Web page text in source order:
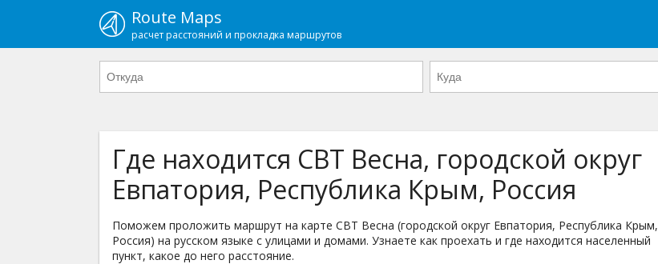
Route Maps
расчет расстояний и прокладка маршрутов
Где находится СВТ Весна, городской округ
Евпатория, Республика Крым, Россия
Поможем проложить маршрут на карте СВТ Весна (городской округ Евпатория, Республика Крым,
Россия) на русском языке с улицами и домами. Узнаете как проехать и где находится населенный
пункт, какое до него расстояние.